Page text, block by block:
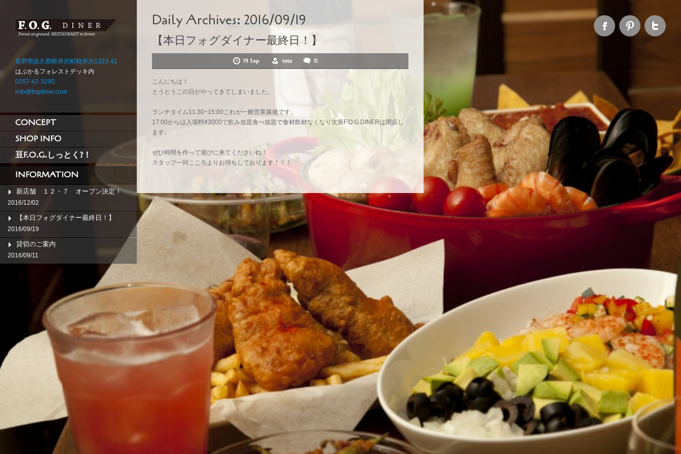
長野県佐久郡軽井沢町軽井沢1323-41
はぶかるフォレストデッキ内
0267-42-3290
info@fogdiner.com
CONCEPT
SHOP INFO
豆F.O.G.しっとく?！
INFORMATION
新店舗 １２・７ オープン決定！
2016/12/02
【本日フォグダイナー最終日！】
2016/09/19
貸切のご案内
2016/09/11
Daily Archives: 2016/09/19
【本日フォグダイナー最終日！】
19 Sep tetz 0
こんにちは！
とうとうこの日がやってきてしまいました。
ランチタイム11:30~15:00これが一般営業最後です。
17:00からは入場料¥3000で飲み放題食べ放題で食材飲材なくなり次第F.O.G.DINERは閉店し
ます。
ぜひ時間を作って遊びに来てくださいね！
スタッフ一同こころよりお待ちしております！！！